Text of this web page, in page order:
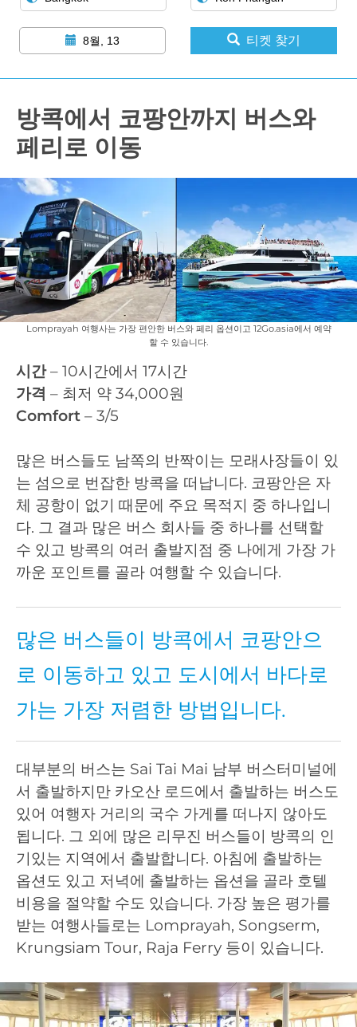
8월, 13 티켓 찾기
방콕에서 코팡안까지 버스와
페리로 이동
Lomprayah 여행사는 가장 편안한 버스와 페리 옵션이고 12Go.asia에서 예약
할 수 있습니다.
시간– 10시간에서 17시간
가격 – 최저 약 34,000원
Comfort – 3/5
많은 버스들도 남쪽의 반짝이는 모래사장들이 있
는 섬으로 번잡한 방콕을 떠납니다. 코팡안은 자
체 공항이 없기 때문에 주요 목적지 중 하나입니
다. 그 결과 많은 버스 회사들 중 하나를 선택할
수 있고 방콕의 여러 출발지점 중 나에게 가장 가
까운 포인트를 골라 여행할 수 있습니다.
많은 버스들이 방콕에서 코팡안으
로 이동하고 있고 도시에서 바다로
가는 가장 저렴한 방법입니다.
대부분의 버스는 Sai Tai Mai 남부 버스터미널에
서 출발하지만 카오산 로드에서 출발하는 버스도
있어 여행자 거리의 국수 가게를 떠나지 않아도
됩니다. 그 외에 많은 리무진 버스들이 방콕의 인
기있는 지역에서 출발합니다. 아침에 출발하는
옵션도 있고 저녁에 출발하는 옵션을 골라 호텔
비용을 절약할 수도 있습니다. 가장 높은 평가를
받는 여행사들로는 Lomprayah, Songserm,
Krungsiam Tour, Raja Ferry 등이 있습니다.